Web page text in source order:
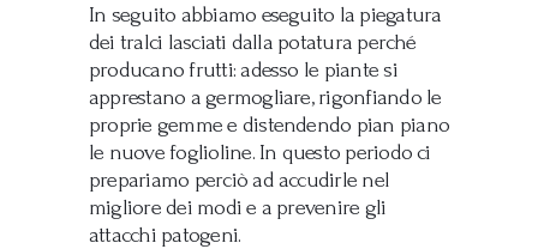
In seguito abbiamo eseguito la piegatura
dei tralci lasciati dalla potatura perché
producano frutti: adesso le piante si
apprestano a germogliare, rigonfiando le
proprie gemme e distendendo pian piano
le nuove foglioline. In questo periodo ci
prepariamo perciò ad accudirle nel
migliore dei modi e a prevenire gli
attacchi patogeni.